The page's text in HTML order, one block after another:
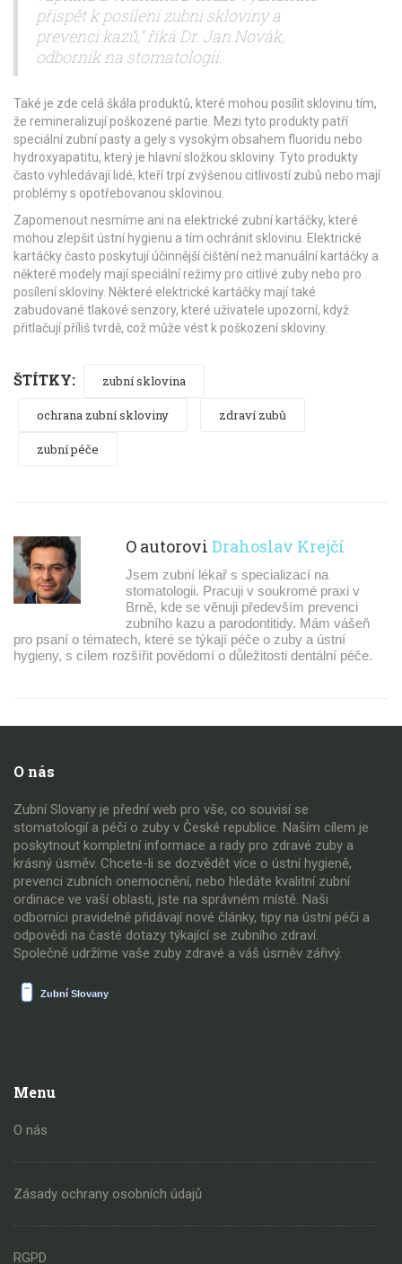
přispět k posílení zubní skloviny a
prevenci kazů," říká Dr. Jan Novák,
odborník na stomatologii.
Také je zde celá škála produktů, které mohou posílit sklovinu tím,
že remineralizují poškozené partie. Mezi tyto produkty patří
speciální zubní pasty a gely s vysokým obsahem fluoridu nebo
hydroxyapatitu, který je hlavní složkou skloviny. Tyto produkty
často vyhledávají lidé, kteří trpí zvýšenou citlivostí zubů nebo mají
problémy s opotřebovanou sklovinou.
Zapomenout nesmíme ani na elektrické zubní kartáčky, které
mohou zlepšit ústní hygienu a tím ochránit sklovinu. Elektrické
kartáčky často poskytují účinnější čištění než manuální kartáčky a
některé modely mají speciální režimy pro citlivé zuby nebo pro
posílení skloviny. Některé elektrické kartáčky mají také
zabudované tlakové senzory, které uživatele upozorní, když
přitlačují příliš tvrdě, což může vést k poškození skloviny.
ŠTÍTKY: zubní sklovina
ochrana zubní skloviny zdraví zubů
zubní péče
O autorovi Drahoslav Krejčí
Jsem zubní lékař s specializací na
stomatologii. Pracuji v soukromé praxi v
Brně, kde se věnuji především prevenci
zubního kazu a parodontitidy. Mám vášeň
pro psaní o tématech, které se týkají péče o zuby a ústní
hygieny, s cílem rozšířit povědomí o důležitosti dentální péče.
O nás
Zubní Slovany je přední web pro vše, co souvisí se
stomatologií a péčí o zuby v České republice. Naším cílem je
poskytnout kompletní informace a rady pro zdravé zuby a
krásný úsměv. Chcete-li se dozvědět více o ústní hygieně,
prevenci zubních onemocnění, nebo hledáte kvalitní zubní
ordinace ve vaší oblasti, jste na správném místě. Naši
odborníci pravidelně přidávají nové články, tipy na ústní péči a
odpovědi na časté dotazy týkající se zubního zdraví.
Společně udržíme vaše zuby zdravé a váš úsměv zářivý.
Menu
O nás
Zásady ochrany osobních údajů
RGPD